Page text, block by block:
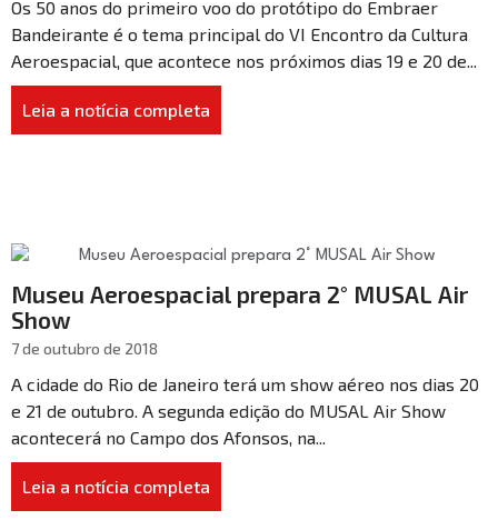
Os 50 anos do primeiro voo do protótipo do Embraer
Bandeirante é o tema principal do VI Encontro da Cultura
Aeroespacial, que acontece nos próximos dias 19 e 20 de...
Leia a notícia completa
Museu Aeroespacial prepara 2° MUSAL Air
Show
7 de outubro de 2018
A cidade do Rio de Janeiro terá um show aéreo nos dias 20
e 21 de outubro. A segunda edição do MUSAL Air Show
acontecerá no Campo dos Afonsos, na...
Leia a notícia completa